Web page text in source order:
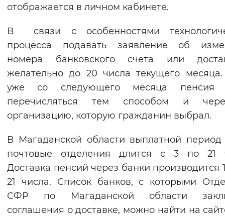
отображается в личном кабинете.
В связи с особенностями
процесса подавать заявление об
номера банковского счета или
желательно до 20 числа текущего месяца.
уже со следующего месяца пенсия
перечисляться тем способом и
организацию, которую гражданин выбрал.
В Магаданской области выплатной период
почтовые отделения длится с 3 по 21
Доставка пенсий через банки производится
21 числа. Список банков, с которыми
СФР по Магаданской области
соглашения о доставке, можно найти на